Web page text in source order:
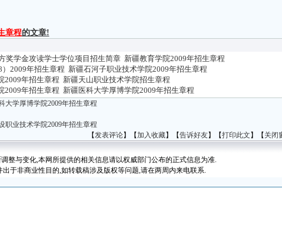
章程的文章!
奖学金攻读学士学位项目招生简章 新疆教育学院2009年招生章程
2009年招生章程 新疆石河子职业技术学院2009年招生章程
2009年招生章程 新疆天山职业技术学院招生章程
2009年招生章程 新疆医科大学厚博学院2009年招生章程
大学厚博学院2009年招生章程
职业技术学院2009年招生章程
【发表评论】【加入收藏】【告诉好友】【打印此文 】【 关闭
整与变化,本网所提供的相关信息请以权威部门公布的正式信息为准.
于非商业性目的,如转载稿涉及版权等问题,请在两周内来电联系.